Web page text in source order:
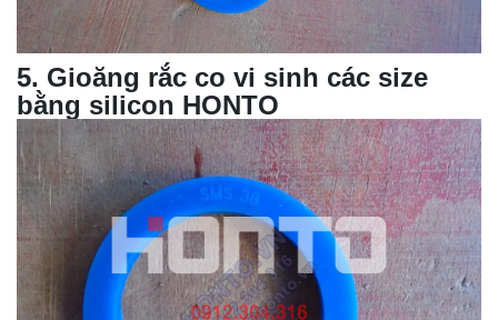
5. Gioăng rắc co vi sinh các size
bằng silicon HONTO